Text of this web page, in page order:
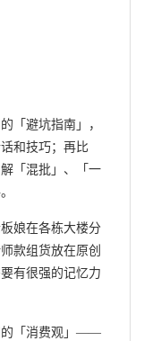
「避坑指南」，
和技巧；再比
「混批」、「一
娘在各栋大楼分
款组货放在原创
有很强的记忆力
的「消费观」——